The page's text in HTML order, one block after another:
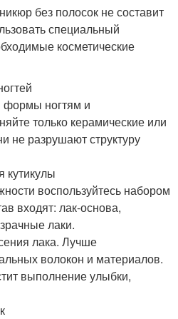
без полосок не составит
специальный
косметические
формы ногтям и
только керамические или
не разрушают структуру
кутикулы
воспользуйтесь набором
входят: лак-основа,
лаки.
лака. Лучше
волокон и материалов.
выполнение улыбки,